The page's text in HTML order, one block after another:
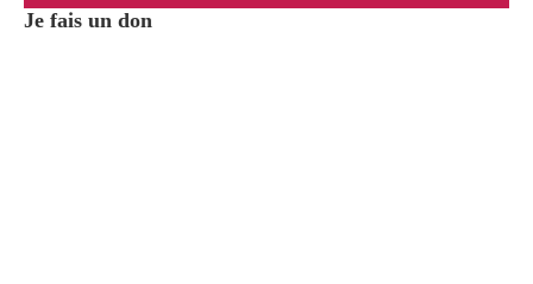
Je fais un don